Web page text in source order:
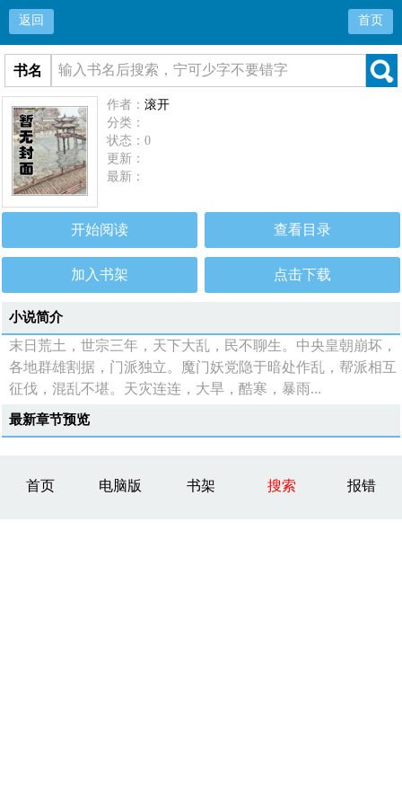
返回 首页
书名
作者：滚开
分类：
状态：0
更新：
最新：
开始阅读 查看目录
加入书架 点击下载
小说简介
末日荒土，世宗三年，天下大乱，民不聊生。中央皇朝崩坏，
各地群雄割据，门派独立。魔门妖党隐于暗处作乱，帮派相互
征伐，混乱不堪。天灾连连，大旱，酷寒，暴雨...
最新章节预览
首页 电脑版 书架 搜索 报错